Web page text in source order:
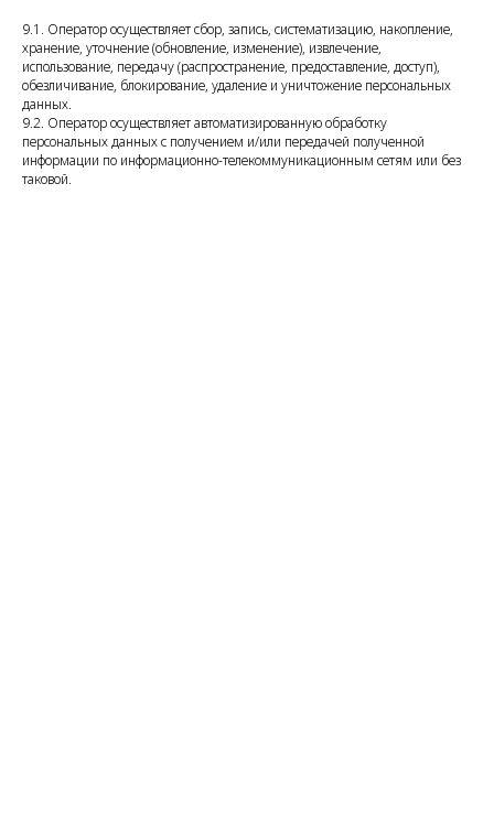
9.1. Оператор осуществляет сбор, запись, систематизацию, накопление,
хранение, уточнение (обновление, изменение), извлечение,
использование, передачу (распространение, предоставление, доступ),
обезличивание, блокирование, удаление и уничтожение персональных
данных.
9.2. Оператор осуществляет автоматизированную обработку
персональных данных с получением и/или передачей полученной
информации по информационно-телекоммуникационным сетям или без
таковой.